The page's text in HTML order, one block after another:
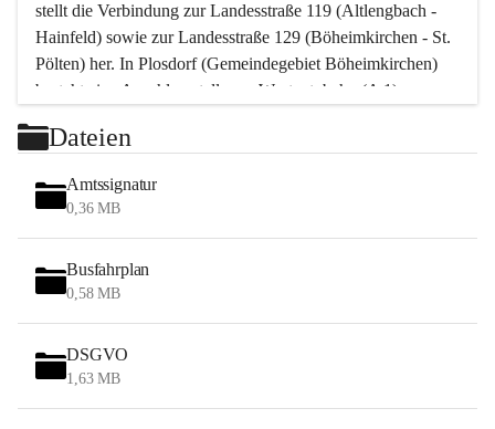
stellt die Verbindung zur Landesstraße 119 (Altlengbach -
Hainfeld) sowie zur Landesstraße 129 (Böheimkirchen - St.
Pölten) her. In Plosdorf (Gemeindegebiet Böheimkirchen)
besteht eine Anschlussstelle zur Westautobahn (A 1).
Wien erreicht man in ca. 45 Minuten.
Stössing zählt noch zum Naherholungsraum Wien sowie
zum Naherholungsraum St. Pölten. Viele Bauernhöfe hatten
„ihre Wiener“. Seit 1960 bauten viele Wiener
Wochenendhäuser im Gemeindegebiet. Wegen des
waldreichen Jagdgebietes haben viele Jagdpächter ihre
Das Wandern ist aus touristischer Sicht die bedeutendste
Tätigkeit. Das hügelige Gebiet mit Wanderwegen durch
Wiesen, Wälder und Obstkulturen lädt dazu ein. Gefördert
Dateien
Amtssignatur
0,36 MB
Busfahrplan
0,58 MB
DSGVO
1,63 MB